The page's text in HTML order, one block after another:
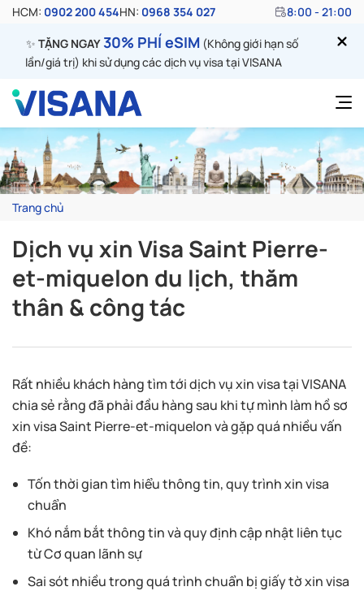
HCM: 0902 200 454HN: 0968 354 027 8:00 - 21:00
✨ TẶNG NGAY30% PHÍ eSIM (Không giới hạn số
lần/giá trị) khi sử dụng các dịch vụ visa tại VISANA
Trang chủ
Dịch vụ xin Visa Saint Pierre-
et-miquelon du lịch, thăm
thân & công tác
Rất nhiều khách hàng tìm tới dịch vụ xin visa tại VISANA
chia sẻ rằng đã phải đầu hàng sau khi tự mình làm hồ sơ
xin visa Saint Pierre-et-miquelon và gặp quá nhiều vấn
đề:
Tốn thời gian tìm hiểu thông tin, quy trình xin visa
chuẩn
Khó nắm bắt thông tin và quy định cập nhật liên tục
từ Cơ quan lãnh sự
Sai sót nhiều trong quá trình chuẩn bị giấy tờ xin visa